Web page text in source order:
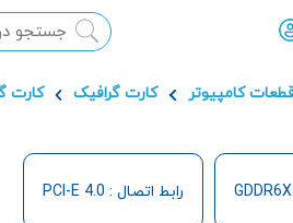
کامپیوتر کارت گرافیک کارت
رابط اتصال : PCI-E 4.0